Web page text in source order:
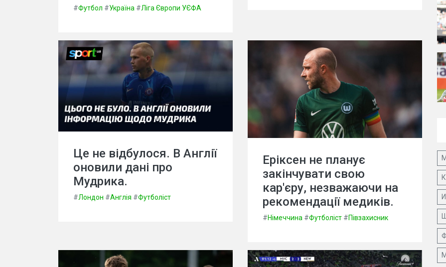
#Футбол #Україна #Ліга Європи УЄФА
Це не відбулося. В Англії
оновили дані про
Мудрика.
#Лондон #Англія #Футболіст
Еріксен не планує
закінчувати свою
кар'єру, незважаючи на
рекомендації медиків.
#Німеччина #Футболіст #Півзахисник